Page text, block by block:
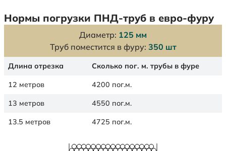
Нормы погрузки ПНД-труб в евро-фуру
Диаметр: 125 мм
Труб поместится в фуру: 350 шт
Длина отрезка Сколько пог. м. трубы в фуре
12 метров 4200 пог.м.
13 метров 4550 пог.м.
13.5 метров 4725 пог.м.